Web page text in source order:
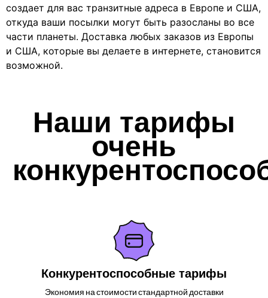
создает для вас транзитные адреса в Европе и США,
откуда ваши посылки могут быть разосланы во все
части планеты. Доставка любых заказов из Европы
и США, которые вы делаете в интернете, становится
возможной.
Наши тарифы
очень
Конкурентоспособные тарифы
Экономия на стоимости стандартной доставки